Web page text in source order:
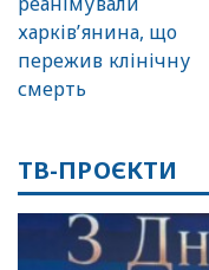
харків’янина, що
пережив клінічну
смерть
ТВ-ПРОЄКТИ